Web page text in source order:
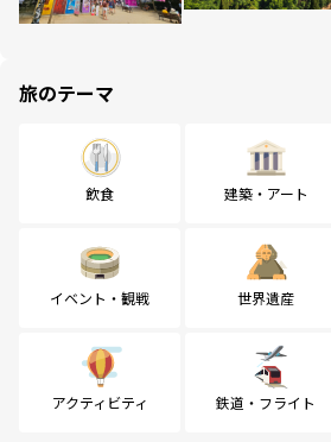
旅のテーマ
飲食 建築・アート
イベント・観戦 世界遺産
アクティビティ 鉄道・フライト